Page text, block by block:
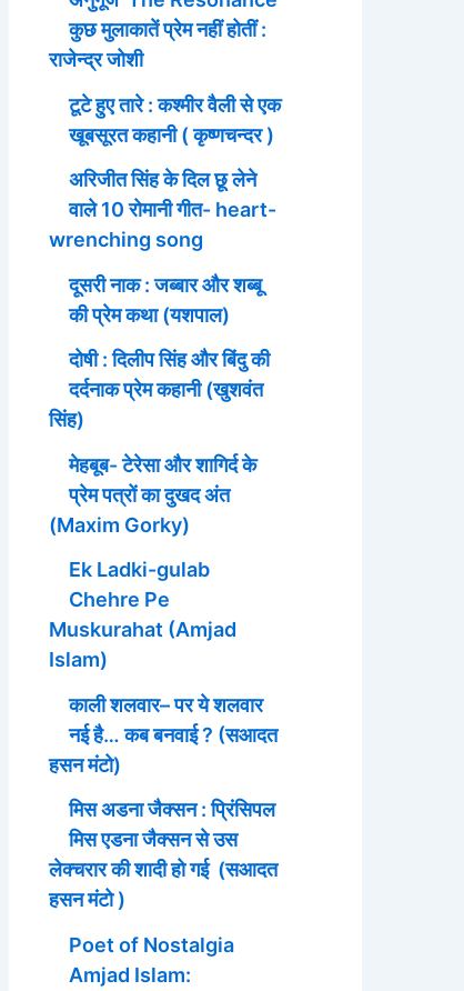
कुछ मुलाकातें प्रेम नहीं होतीं :
राजेन्द्र जोशी
टूटे हुए तारे : कश्मीर वैली से एक
खूबसूरत कहानी ( कृष्णचन्दर )
अरिजीत सिंह के दिल छू लेने
वाले 10 रोमानी गीत- heart-
wrenching song
दूसरी नाक : जब्बार और शब्बू
की प्रेम कथा (यशपाल)
दोषी : दिलीप सिंह और बिंदु की
दर्दनाक प्रेम कहानी (खुशवंत
सिंह)
मेहबूब- टेरेसा और शागिर्द के
प्रेम पत्रों का दुखद अंत
(Maxim Gorky)
Ek Ladki-gulab
Chehre Pe
Muskurahat (Amjad
Islam)
काली शलवार– पर ये शलवार
नई है… कब बनवाई ? (सआदत
हसन मंटो)
मिस अडना जैक्सन : प्रिंसिपल
मिस एडना जैक्सन से उस
लेक्चरार की शादी हो गई (सआदत
हसन मंटो )
Poet of Nostalgia
Amjad Islam: